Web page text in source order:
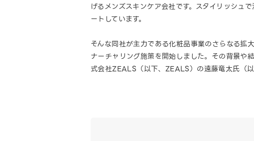
げるメンズスキンケア会社です。スタイリッシュ
ートしています。
そんな同社が主力である化粧品事業のさらなる拡大
ナーチャリング施策を開始しました。その背景
式会社ZEALS（以下、ZEALS）の遠藤竜太氏（